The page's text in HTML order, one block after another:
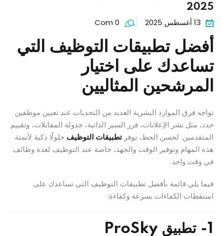
2025
13 أغسطس 2025
Com 0
أفضل تطبيقات التوظيف التي
تساعدك على اختيار
المرشحين المثاليين
تواجه فرق الموارد البشرية العديد من التحديات عند تعيين موظفين
جدد، مثل نشر الإعلانات، فرز السير الذاتية، جدولة المقابلات، وتقييم
المتقدمين. لحسن الحظ، توفرتطبيقات التوظيف حلولًا ذكية لأتمتة
هذه المهام وتوفير الوقت والجهد، خاصة عند التوظيف لعدة وظائف
في وقت واحد.
فيما يلي قائمة بأفضل تطبيقات التوظيف التي تساعدك على
استقطاب الكفاءات بسرعة وكفاءة:
1- تطبيق ProSky